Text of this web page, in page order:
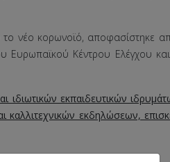
νέο κορωνοϊό, αποφασίστηκε
Ευρωπαϊκού Κέντρου Ελέγχου
ιδιωτικών εκπαιδευτικών
εκδηλώσεων,